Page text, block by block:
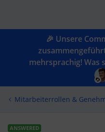
🎉 Unsere
mehrsprachig! Was
Mitarbeiterrollen &
ANSWERED